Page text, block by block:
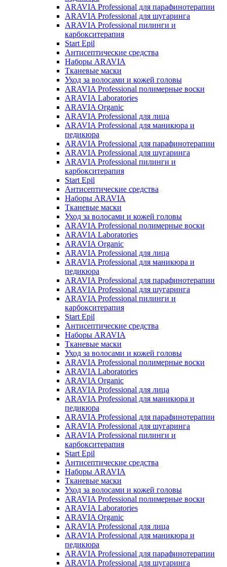
ARAVIA Professional для парафинотерапии
ARAVIA Professional для шугаринга
ARAVIA Professional пилинги и
карбокситерапия
Start Epil
Антисептические средства
Наборы ARAVIA
Тканевые маски
Уход за волосами и кожей головы
ARAVIA Professional полимерные воски
ARAVIA Laboratories
ARAVIA Organic
ARAVIA Professional для лица
ARAVIA Professional для маникюра и
педикюра
ARAVIA Professional для парафинотерапии
ARAVIA Professional для шугаринга
ARAVIA Professional пилинги и
карбокситерапия
Start Epil
Антисептические средства
Наборы ARAVIA
Тканевые маски
Уход за волосами и кожей головы
ARAVIA Professional полимерные воски
ARAVIA Laboratories
ARAVIA Organic
ARAVIA Professional для лица
ARAVIA Professional для маникюра и
педикюра
ARAVIA Professional для парафинотерапии
ARAVIA Professional для шугаринга
ARAVIA Professional пилинги и
карбокситерапия
Start Epil
Антисептические средства
Наборы ARAVIA
Тканевые маски
Уход за волосами и кожей головы
ARAVIA Professional полимерные воски
ARAVIA Laboratories
ARAVIA Organic
ARAVIA Professional для лица
ARAVIA Professional для маникюра и
педикюра
ARAVIA Professional для парафинотерапии
ARAVIA Professional для шугаринга
ARAVIA Professional пилинги и
карбокситерапия
Start Epil
Антисептические средства
Наборы ARAVIA
Тканевые маски
Уход за волосами и кожей головы
ARAVIA Professional полимерные воски
ARAVIA Laboratories
ARAVIA Organic
ARAVIA Professional для лица
ARAVIA Professional для маникюра и
педикюра
ARAVIA Professional для парафинотерапии
ARAVIA Professional для шугаринга